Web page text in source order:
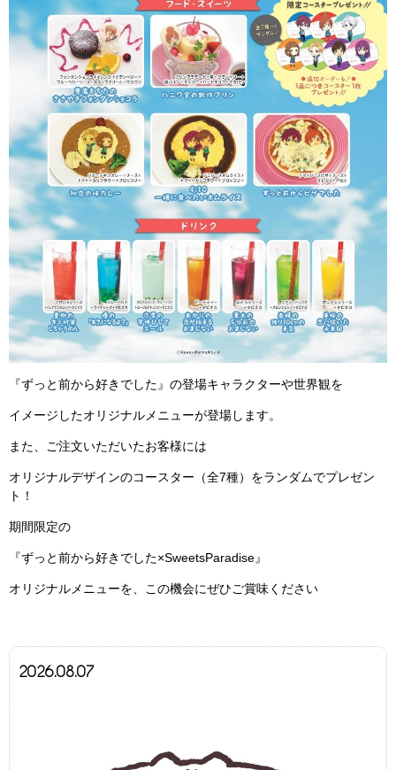
2026.08.07
『ずっと前から好きでした』の登場キャラクターや世界観を
イメージしたオリジナルメニューが登場します。
また、ご注文いただいたお客様には
オリジナルデザインのコースター（全7種）をランダムでプレゼン
ト！
期間限定の
『ずっと前から好きでした×SweetsParadise』
オリジナルメニューを、この機会にぜひご賞味ください